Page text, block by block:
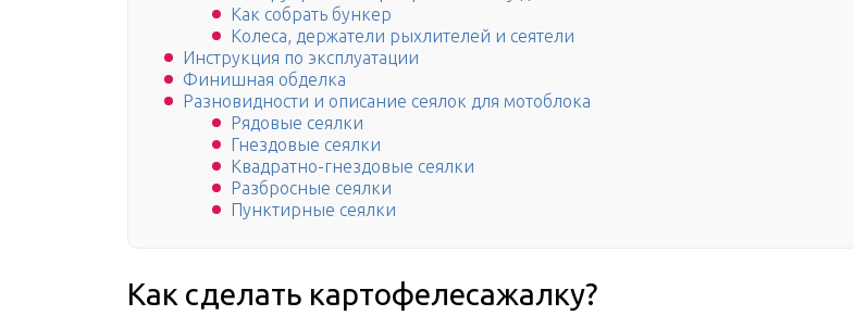
Как собрать бункер
Колеса, держатели рыхлителей и сеятели
Инструкция по эксплуатации
Финишная обделка
Разновидности и описание сеялок для мотоблока
Рядовые сеялки
Гнездовые сеялки
Квадратно-гнездовые сеялки
Разбросные сеялки
Пунктирные сеялки
Как сделать картофелесажалку?